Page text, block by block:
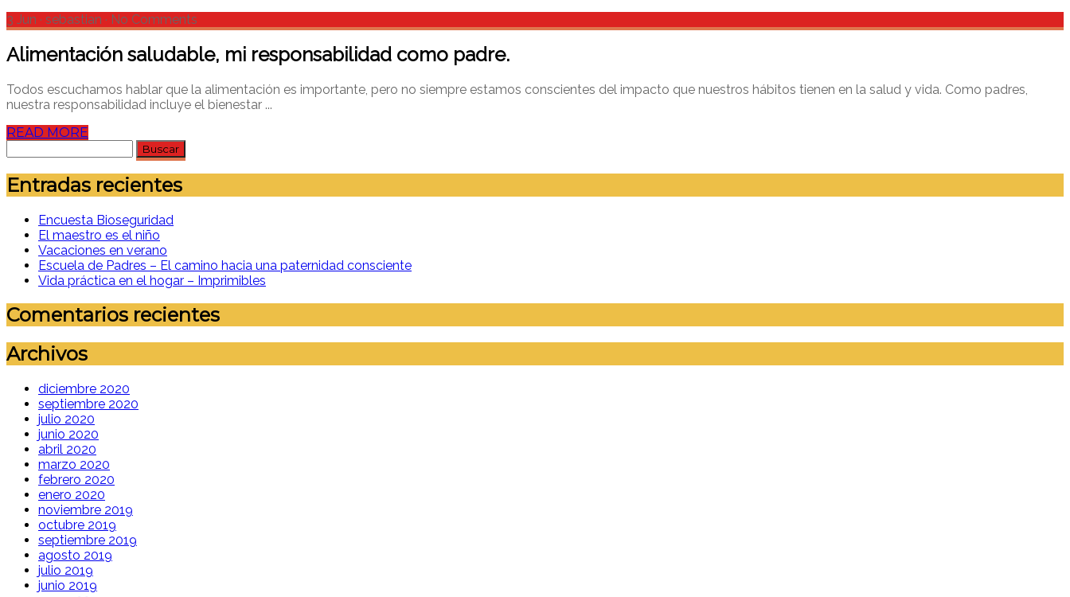
3 Jun · sebastian · No Comments
Alimentación saludable, mi responsabilidad como padre.
Todos escuchamos hablar que la alimentación es importante, pero no siempre estamos conscientes del impacto que nuestros hábitos tienen en la salud y vida. Como padres,
nuestra responsabilidad incluye el bienestar ...
READ MORE
Entradas recientes
Encuesta Bioseguridad
El maestro es el niño
Vacaciones en verano
Escuela de Padres – El camino hacia una paternidad consciente
Vida práctica en el hogar – Imprimibles
Comentarios recientes
Archivos
diciembre 2020
septiembre 2020
julio 2020
junio 2020
abril 2020
marzo 2020
febrero 2020
enero 2020
noviembre 2019
octubre 2019
septiembre 2019
agosto 2019
julio 2019
junio 2019